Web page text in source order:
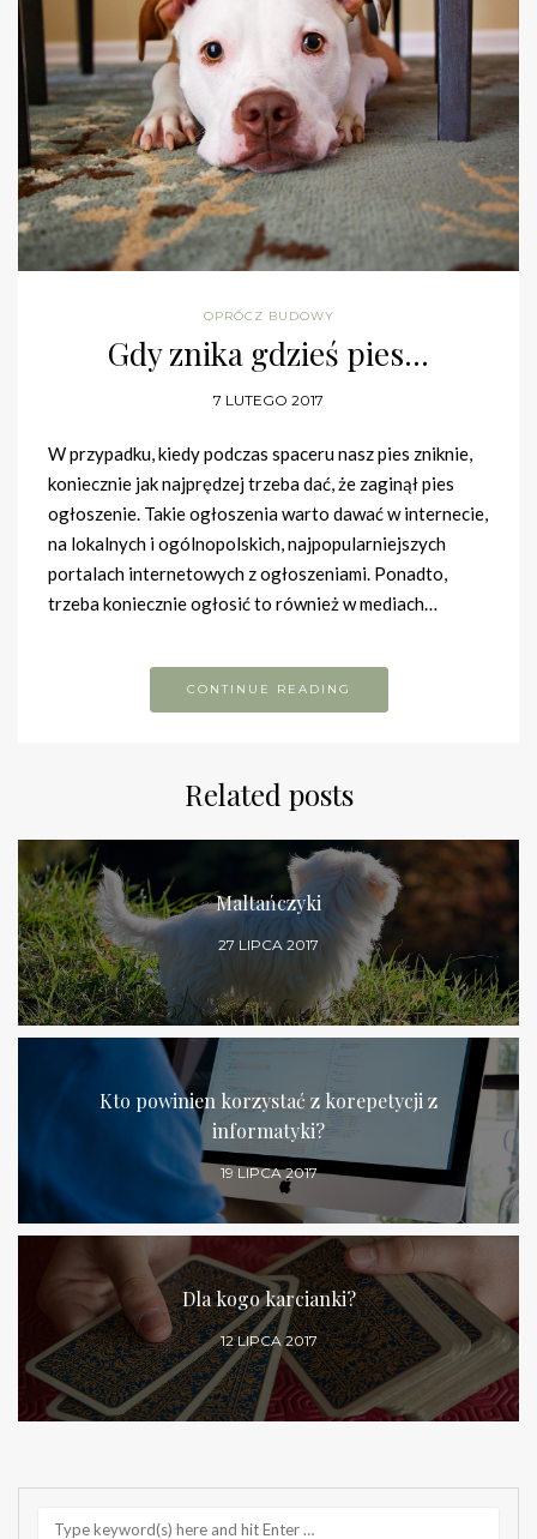
OPRÓCZ BUDOWY
Gdy znika gdzieś pies…
7 LUTEGO 2017
W przypadku, kiedy podczas spaceru nasz pies zniknie,
koniecznie jak najprędzej trzeba dać, że zaginął pies
ogłoszenie. Takie ogłoszenia warto dawać w internecie,
na lokalnych i ogólnopolskich, najpopularniejszych
portalach internetowych z ogłoszeniami. Ponadto,
trzeba koniecznie ogłosić to również w mediach…
CONTINUE READING
Related posts
Maltańczyki
27 LIPCA 2017
Kto powinien korzystać z korepetycji z
informatyki?
19 LIPCA 2017
Dla kogo karcianki?
12 LIPCA 2017